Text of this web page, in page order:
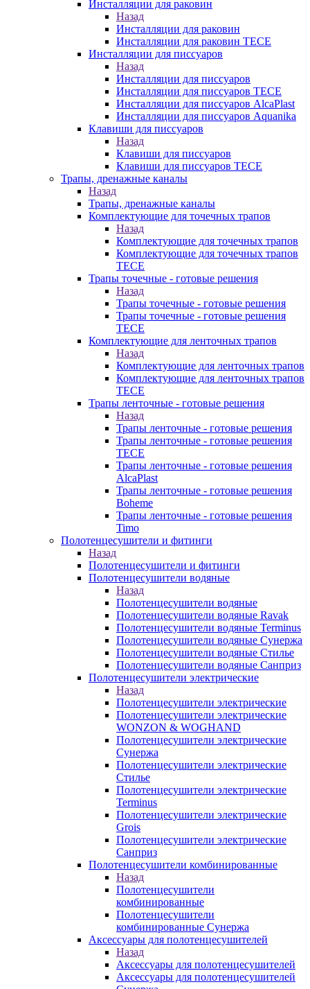
Инсталляции для раковин
Назад
Инсталляции для раковин
Инсталляции для раковин TECE
Инсталляции для писсуаров
Назад
Инсталляции для писсуаров
Инсталляции для писсуаров TECE
Инсталляции для писсуаров AlcaPlast
Инсталляции для писсуаров Aquanika
Клавиши для писсуаров
Назад
Клавиши для писсуаров
Клавиши для писсуаров TECE
Трапы, дренажные каналы
Назад
Трапы, дренажные каналы
Комплектующие для точечных трапов
Назад
Комплектующие для точечных трапов
Комплектующие для точечных трапов
TECE
Трапы точечные - готовые решения
Назад
Трапы точечные - готовые решения
Трапы точечные - готовые решения
TECE
Комплектующие для ленточных трапов
Назад
Комплектующие для ленточных трапов
Комплектующие для ленточных трапов
TECE
Трапы ленточные - готовые решения
Назад
Трапы ленточные - готовые решения
Трапы ленточные - готовые решения
TECE
Трапы ленточные - готовые решения
AlcaPlast
Трапы ленточные - готовые решения
Boheme
Трапы ленточные - готовые решения
Timo
Полотенцесушители и фитинги
Назад
Полотенцесушители и фитинги
Полотенцесушители водяные
Назад
Полотенцесушители водяные
Полотенцесушители водяные Ravak
Полотенцесушители водяные Terminus
Полотенцесушители водяные Сунержа
Полотенцесушители водяные Стилье
Полотенцесушители водяные Санприз
Полотенцесушители электрические
Назад
Полотенцесушители электрические
Полотенцесушители электрические
WONZON & WOGHAND
Полотенцесушители электрические
Сунержа
Полотенцесушители электрические
Стилье
Полотенцесушители электрические
Terminus
Полотенцесушители электрические
Grois
Полотенцесушители электрические
Санприз
Полотенцесушители комбинированные
Назад
Полотенцесушители
комбинированные
Полотенцесушители
комбинированные Сунержа
Аксессуары для полотенцесушителей
Назад
Аксессуары для полотенцесушителей
Аксессуары для полотенцесушителей